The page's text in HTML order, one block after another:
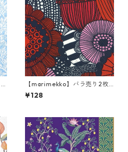
【marimekko】バラ売り2枚
ランチサイズ ペーパーナプキ
ン SIIRTOLAPUUTARHA ブル
¥128